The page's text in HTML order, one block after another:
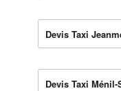
Devis Taxi
Devis Taxi